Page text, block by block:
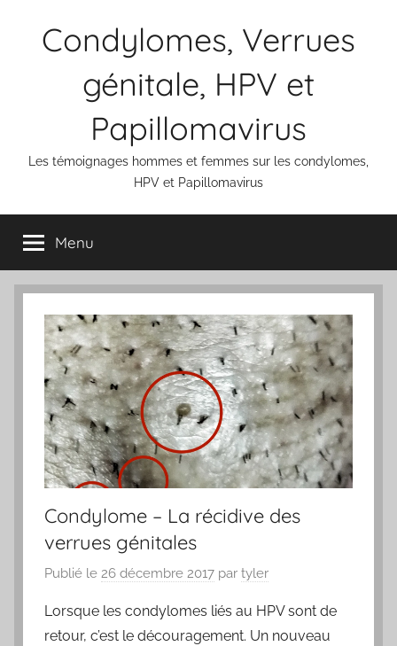
Condylomes, Verrues
génitale, HPV et
Papillomavirus
Les témoignages hommes et femmes sur les condylomes,
HPV et Papillomavirus
Menu
Condylome – La récidive des
verrues génitales
Publié le 26 décembre 2017 par tyler
Lorsque les condylomes liés au HPV sont de
retour, c’est le découragement. Un nouveau